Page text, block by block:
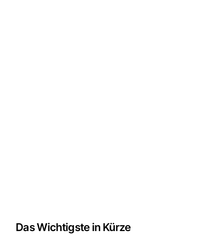
Das Wichtigste in Kürze